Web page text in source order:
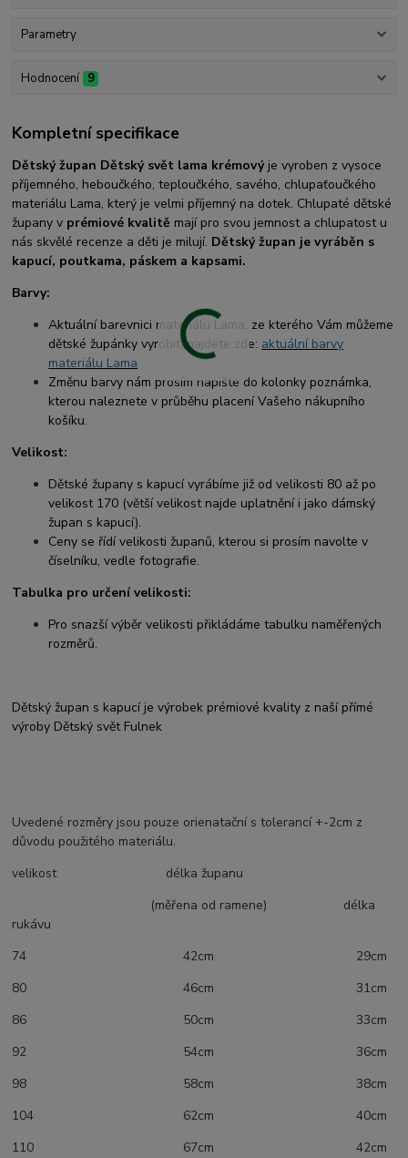
Parametry
Hodnocení 9
Kompletní specifikace
Dětský župan Dětský svět lama krémový je vyroben z vysoce
příjemného, heboučkého, teploučkého, savého, chlupaťoučkého
materiálu Lama, který je velmi příjemný na dotek. Chlupaté dětské
župany v prémiové kvalitě mají pro svou jemnost a chlupatost u
nás skvělé recenze a děti je milují. Dětský župan je vyráběn s
kapucí, poutkama, páskem a kapsami.
Barvy:
Aktuální barevnici materiálu Lama, ze kterého Vám můžeme
dětské župánky vyrobit, najdete zde: aktuální barvy
materiálu Lama
Změnu barvy nám prosím napište do kolonky poznámka,
kterou naleznete v průběhu placení Vašeho nákupního
košíku.
Velikost:
Dětské župany s kapucí vyrábíme již od velikosti 80 až po
velikost 170 (větší velikost najde uplatnění i jako dámský
župan s kapucí).
Ceny se řídí velikosti županů, kterou si prosím navolte v
číselníku, vedle fotografie.
Tabulka pro určení velikosti:
Pro snazší výběr velikosti přikládáme tabulku naměřených
rozměrů.
Dětský župan s kapucí je výrobek prémiové kvality z naší přímé
výroby Dětský svět Fulnek
Uvedené rozměry jsou pouze orienatační s tolerancí +-2cm z
důvodu použitého materiálu.
velikost délka županu
(měřena od ramene) délka
rukávu
74 42cm 29cm
80 46cm 31cm
86 50cm 33cm
92 54cm 36cm
98 58cm 38cm
104 62cm 40cm
110 67cm 42cm